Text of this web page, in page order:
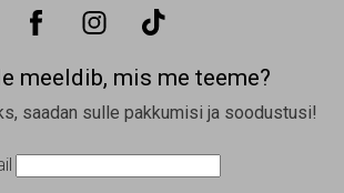
meeldib, mis me teeme?
saadan sulle pakkumisi ja soodustusi!